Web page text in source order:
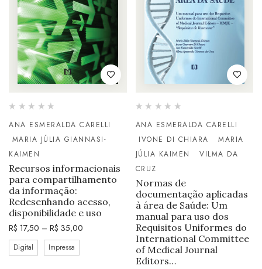
ANA ESMERALDA CARELLI
MARIA JÚLIA GIANNASI-
KAIMEN
Recursos informacionais
para compartilhamento
da informação:
Redesenhando acesso,
disponibilidade e uso
R$ 17,50 – R$ 35,00
Digital Impressa
ANA ESMERALDA CARELLI
IVONE DI CHIARA
MARIA
JÚLIA KAIMEN
VILMA DA
CRUZ
Normas de
documentação aplicadas
à área de Saúde: Um
manual para uso dos
Requisitos Uniformes do
International Committee
of Medical Journal
Editors…